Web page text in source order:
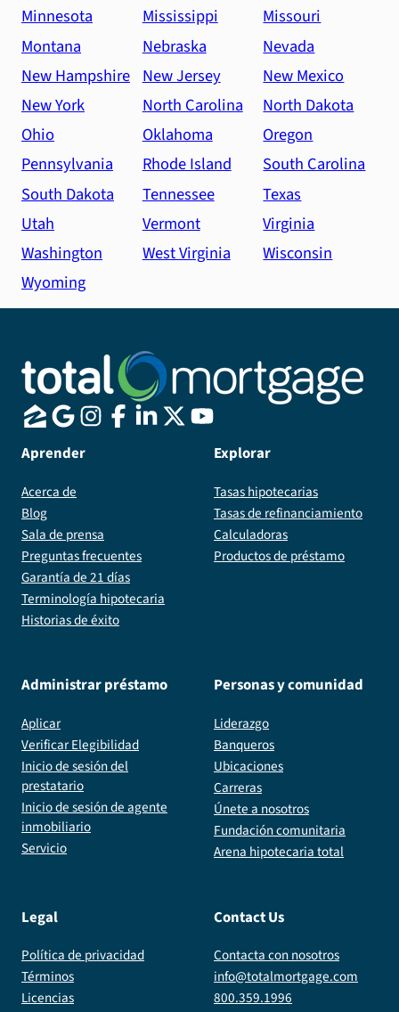
Minnesota
Mississippi
Missouri
Montana
Nebraska
Nevada
New Hampshire New Jersey
New Mexico
New York
North Carolina
North Dakota
Ohio
Oklahoma
Oregon
Pennsylvania
Rhode Island
South Carolina
South Dakota
Tennessee
Texas
Utah
Vermont
Virginia
Washington
West Virginia
Wisconsin
Wyoming
Aprender
Acerca de
Blog
Sala de prensa
Preguntas frecuentes
Garantía de 21 días
Terminología hipotecaria
Historias de éxito
Explorar
Tasas hipotecarias
Tasas de refinanciamiento
Calculadoras
Productos de préstamo
Administrar préstamo
Aplicar
Verificar Elegibilidad
Inicio de sesión del
prestatario
Inicio de sesión de agente
inmobiliario
Servicio
Personas y comunidad
Liderazgo
Banqueros
Ubicaciones
Carreras
Únete a nosotros
Fundación comunitaria
Arena hipotecaria total
Legal
Política de privacidad
Términos
Licencias
Contact Us
Contacta con nosotros
info@totalmortgage.com
800.359.1996